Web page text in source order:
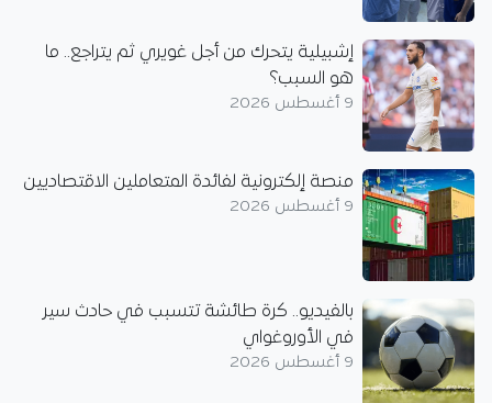
إشبيلية يتحرك من أجل غويري ثم يتراجع.. ما
هو السبب؟
9 أغسطس 2026
منصة إلكترونية لفائدة المتعاملين الاقتصاديين
9 أغسطس 2026
بالفيديو.. كرة طائشة تتسبب في حادث سير
في الأوروغواي
9 أغسطس 2026